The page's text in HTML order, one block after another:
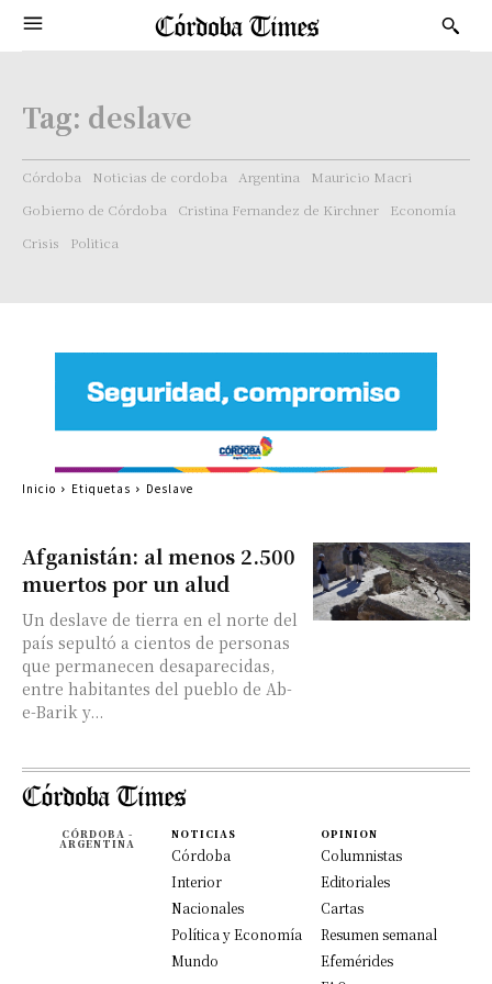
Tag: deslave
Córdoba Noticias de cordoba Argentina
Mauricio Macri
Gobierno de Córdoba
Cristina Fernandez de Kirchner
Economía
Crisis
Politica
Afganistán: al menos 2.500
muertos por un alud
Un deslave de tierra en el norte del
país sepultó a cientos de personas
que permanecen desaparecidas,
entre habitantes del pueblo de Ab-
e-Barik y...
Inicio Etiquetas Deslave
CÓRDOBA -
ARGENTINA
NOTICIAS
Córdoba
Interior
Nacionales
Política y Economía
Mundo
OPINION
Columnistas
Editoriales
Cartas
Resumen semanal
Efemérides